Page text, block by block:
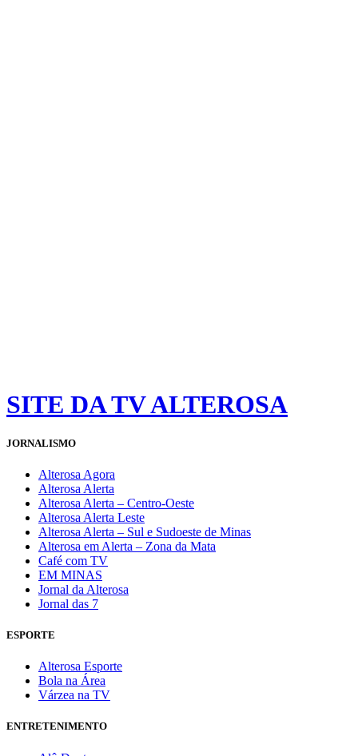
SITE DA TV ALTEROSA
JORNALISMO
Alterosa Agora
Alterosa Alerta
Alterosa Alerta – Centro-Oeste
Alterosa Alerta Leste
Alterosa Alerta – Sul e Sudoeste de Minas
Alterosa em Alerta – Zona da Mata
Café com TV
EM MINAS
Jornal da Alterosa
Jornal das 7
ESPORTE
Alterosa Esporte
Bola na Área
Várzea na TV
ENTRETENIMENTO